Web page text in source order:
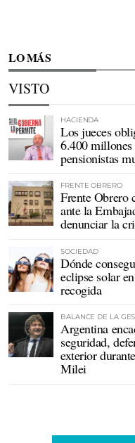
LO MÁS
VISTO
HACIENDA
Los jueces
6.400 millones
pensionistas
FRENTE OBRERO
Frente Obrero
ante la
denunciar la
SOCIEDAD
Dónde
eclipse solar
recogida
BALANCE DE LA
Argentina
seguridad,
exterior
Milei